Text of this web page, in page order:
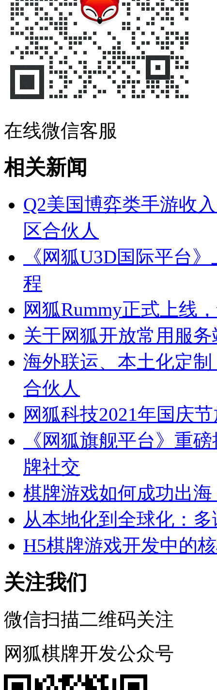
在线微信客服
相关新闻
Q2美国博弈类手游收
区合伙人
《网狐U3D国际平台
程
网狐Rummy正式上线
关于网狐开放常用服
海外联运、本土化定
合伙人
网狐科技2021年国庆
《网狐旗舰平台》重
牌社交
棋牌游戏如何成功出
从本地化到全球化：
H5棋牌游戏开发中的
关注我们
微信扫描二维码关注
网狐棋牌开发公众号